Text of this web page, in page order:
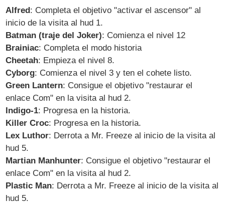
Alfred : Completa el objetivo "activar el ascensor" al
inicio de la visita al hud 1.
Batman (traje del Joker): Comienza el nivel 12
Brainiac: Completa el modo historia
Cheetah: Empieza el nivel 8.
Cyborg: Comienza el nivel 3 y ten el cohete listo.
Green Lantern: Consigue el objetivo "restaurar el
enlace Com" en la visita al hud 2.
Indigo-1: Progresa en la historia.
Killer Croc: Progresa en la historia.
Lex Luthor: Derrota a Mr. Freeze al inicio de la visita al
hud 5.
Martian Manhunter: Consigue el objetivo "restaurar el
enlace Com" en la visita al hud 2.
Plastic Man: Derrota a Mr. Freeze al inicio de la visita al
hud 5.